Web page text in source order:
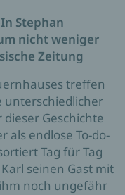
Stephan
nicht weniger
Zeitung
treffen
unterschiedlicher
Geschichte
als endlose To-do-
Tag für Tag
seinen Gast mit
noch ungefähr